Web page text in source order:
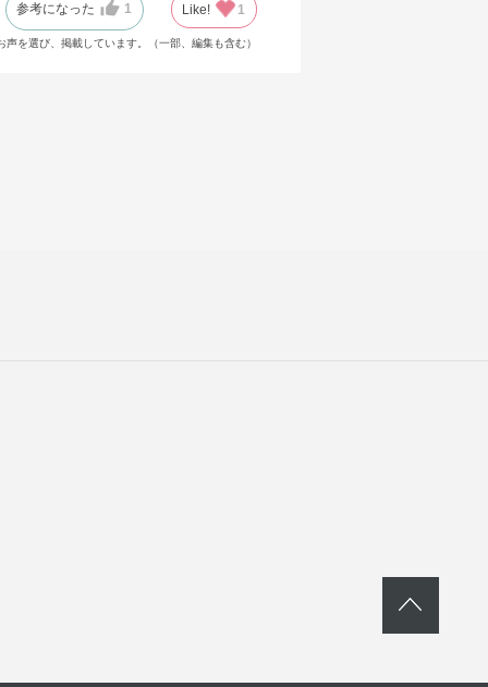
参考になった 1 Like! 1
を選び、掲載しています。（一部、編集も含む）